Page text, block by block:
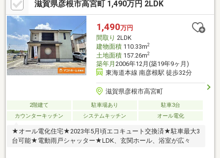
滋賀県彦根市高宮町 1,490万円 2LDK
1,490万円
間取り 2LDK
建物面積110.33m2
土地面積157.26m2
築年月 2006年12月(築19年9ヶ月)
東海道本線 南彦根駅 徒歩32分
滋賀県彦根市高宮町
2階建て 駐車場あり
駐車3台
カウンターキッチン
システムキッチン オール電化
★オール電化住宅★2023年5月頃エコキュート交換済★駐車最大3
台可能★電動雨戸シャッター★LDK、玄関ホール、浴室が広々